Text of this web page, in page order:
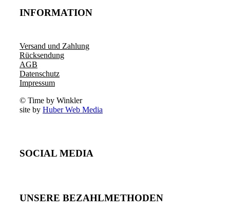
INFORMATION
Versand und Zahlung
Rücksendung
AGB
Datenschutz
Impressum
© Time by Winkler
site by Huber Web Media
SOCIAL MEDIA
UNSERE BEZAHLMETHODEN